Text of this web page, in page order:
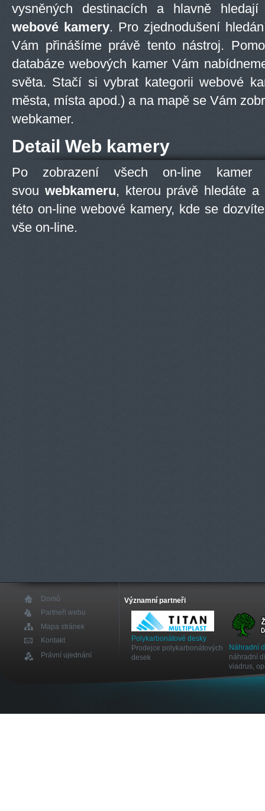
vysněných destinacích a hlavně
webové kamery. Pro zjednodušení
Vám přinášíme právě tento nástroj.
databáze webových kamer Vám
světa. Stačí si vybrat kategorii webové
města, místa apod.) a na mapě se Vám
webkamer.
Detail Web kamery
Po zobrazení všech on-line
svou webkameru, kterou právě hledáte a
této on-line webové kamery, kde se
vše on-line.
Domů
Partneři webu
Mapa stránek
Kontakt
Právní ujednání
Významní partneři
Polykarbonátové desky
Prodejce polykarbonátových
desek
Náhradní
náhradní
viadrus,